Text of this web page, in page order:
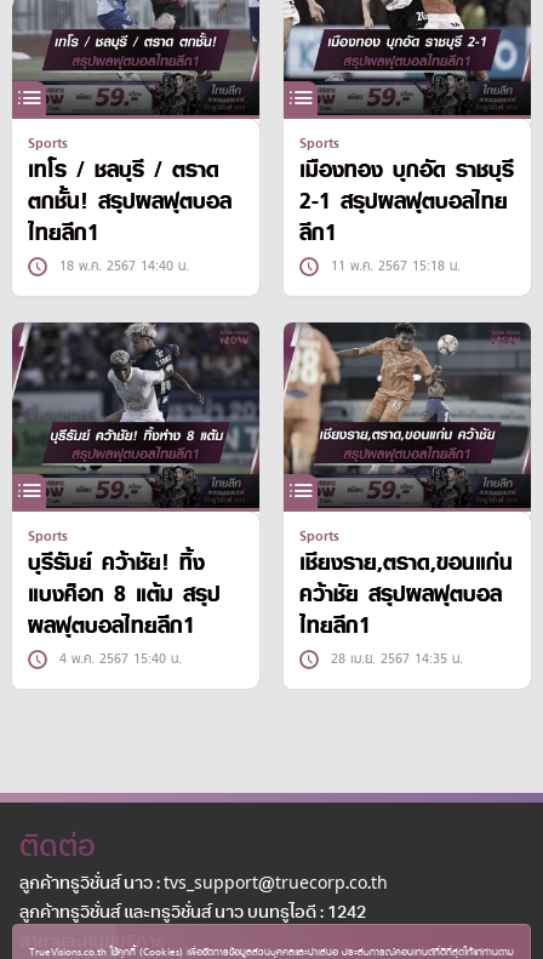
Sports
เทโร / ชลบุรี / ตราด
ตกชั้น! สรุปผลฟุตบอล
ไทยลีก1
18 พ.ค. 2567 14:40 น.
Sports
เมืองทอง บุกอัด ราชบุรี
2-1 สรุปผลฟุตบอลไทย
ลีก1
11 พ.ค. 2567 15:18 น.
Sports
บุรีรัมย์ คว้าชัย! ทิ้ง
แบงค็อก 8 แต้ม สรุป
ผลฟุตบอลไทยลีก1
4 พ.ค. 2567 15:40 น.
Sports
เชียงราย,ตราด,ขอนแก่น
คว้าชัย สรุปผลฟุตบอล
ไทยลีก1
28 เม.ย. 2567 14:35 น.
ติดต่อ
ลูกค้าทรูวิชั่นส์ นาว : tvs_support@truecorp.co.th
ลูกค้าทรูวิชั่นส์ และทรูวิชั่นส์ นาว บนทรูไอดี : 1242
สาขาเเละศูนย์บริการ
TrueVisions.co.th ใช้คุกกี้ (Cookies) เพื่อจัดการข้อมูลส่วนบุคคลและนำเสนอ ประสบการณ์คอนเทนต์ที่ดีที่สุดให้แก่ท่านตาม